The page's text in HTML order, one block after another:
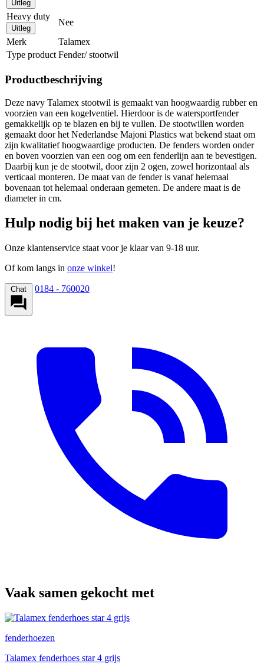
Uitleg
Heavy duty
Uitleg
Nee
Merk
Talamex
Type product Fender/ stootwil
Productbeschrijving
Deze navy Talamex stootwil is gemaakt van hoogwaardig rubber en
voorzien van een kogelventiel. Hierdoor is de watersportfender
gemakkelijk op te blazen en bij te vullen. De stootwillen worden
gemaakt door het Nederlandse Majoni Plastics wat bekend staat om
zijn kwalitatief hoogwaardige producten. De fenders worden onder
en boven voorzien van een oog om een fenderlijn aan te bevestigen.
Daarbij kun je de stootwil, door zijn 2 ogen, zowel horizontaal als
verticaal monteren. De maat van de fender is vanaf helemaal
bovenaan tot helemaal onderaan gemeten. De andere maat is de
diameter in cm.
Hulp nodig bij het maken van je keuze?
Onze klantenservice staat voor je klaar van 9-18 uur.
Of kom langs in onze winkel!
Chat 0184 - 760020
Vaak samen gekocht met
fenderhoezen
Talamex fenderhoes star 4 grijs